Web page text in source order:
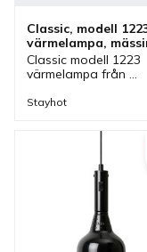
Classic, modell
värmelampa,
fastmontering
Classic modell 1223
värmelampa från
fastmontering.
kabel och höjd som
Stayhot